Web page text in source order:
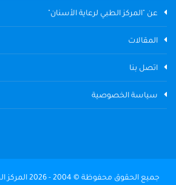
عن "المركز الطبي لرعاية الأسنان"
المقالات
اتصل بنا
سياسة الخصوصية